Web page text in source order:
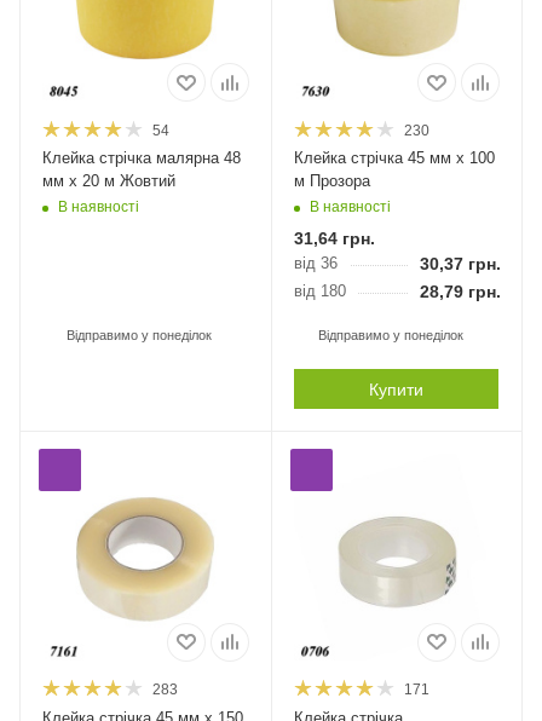
54
Клейка стрічка малярна 48
мм х 20 м Жовтий
В наявності
Відправимо у понеділок
230
Клейка стрічка 45 мм х 100
м Прозора
В наявності
31,64грн.
від 36 30,37грн.
від 180 28,79грн.
Відправимо у понеділок
Купити
283
Клейка стрічка 45 мм х 150
171
Клейка стрічка